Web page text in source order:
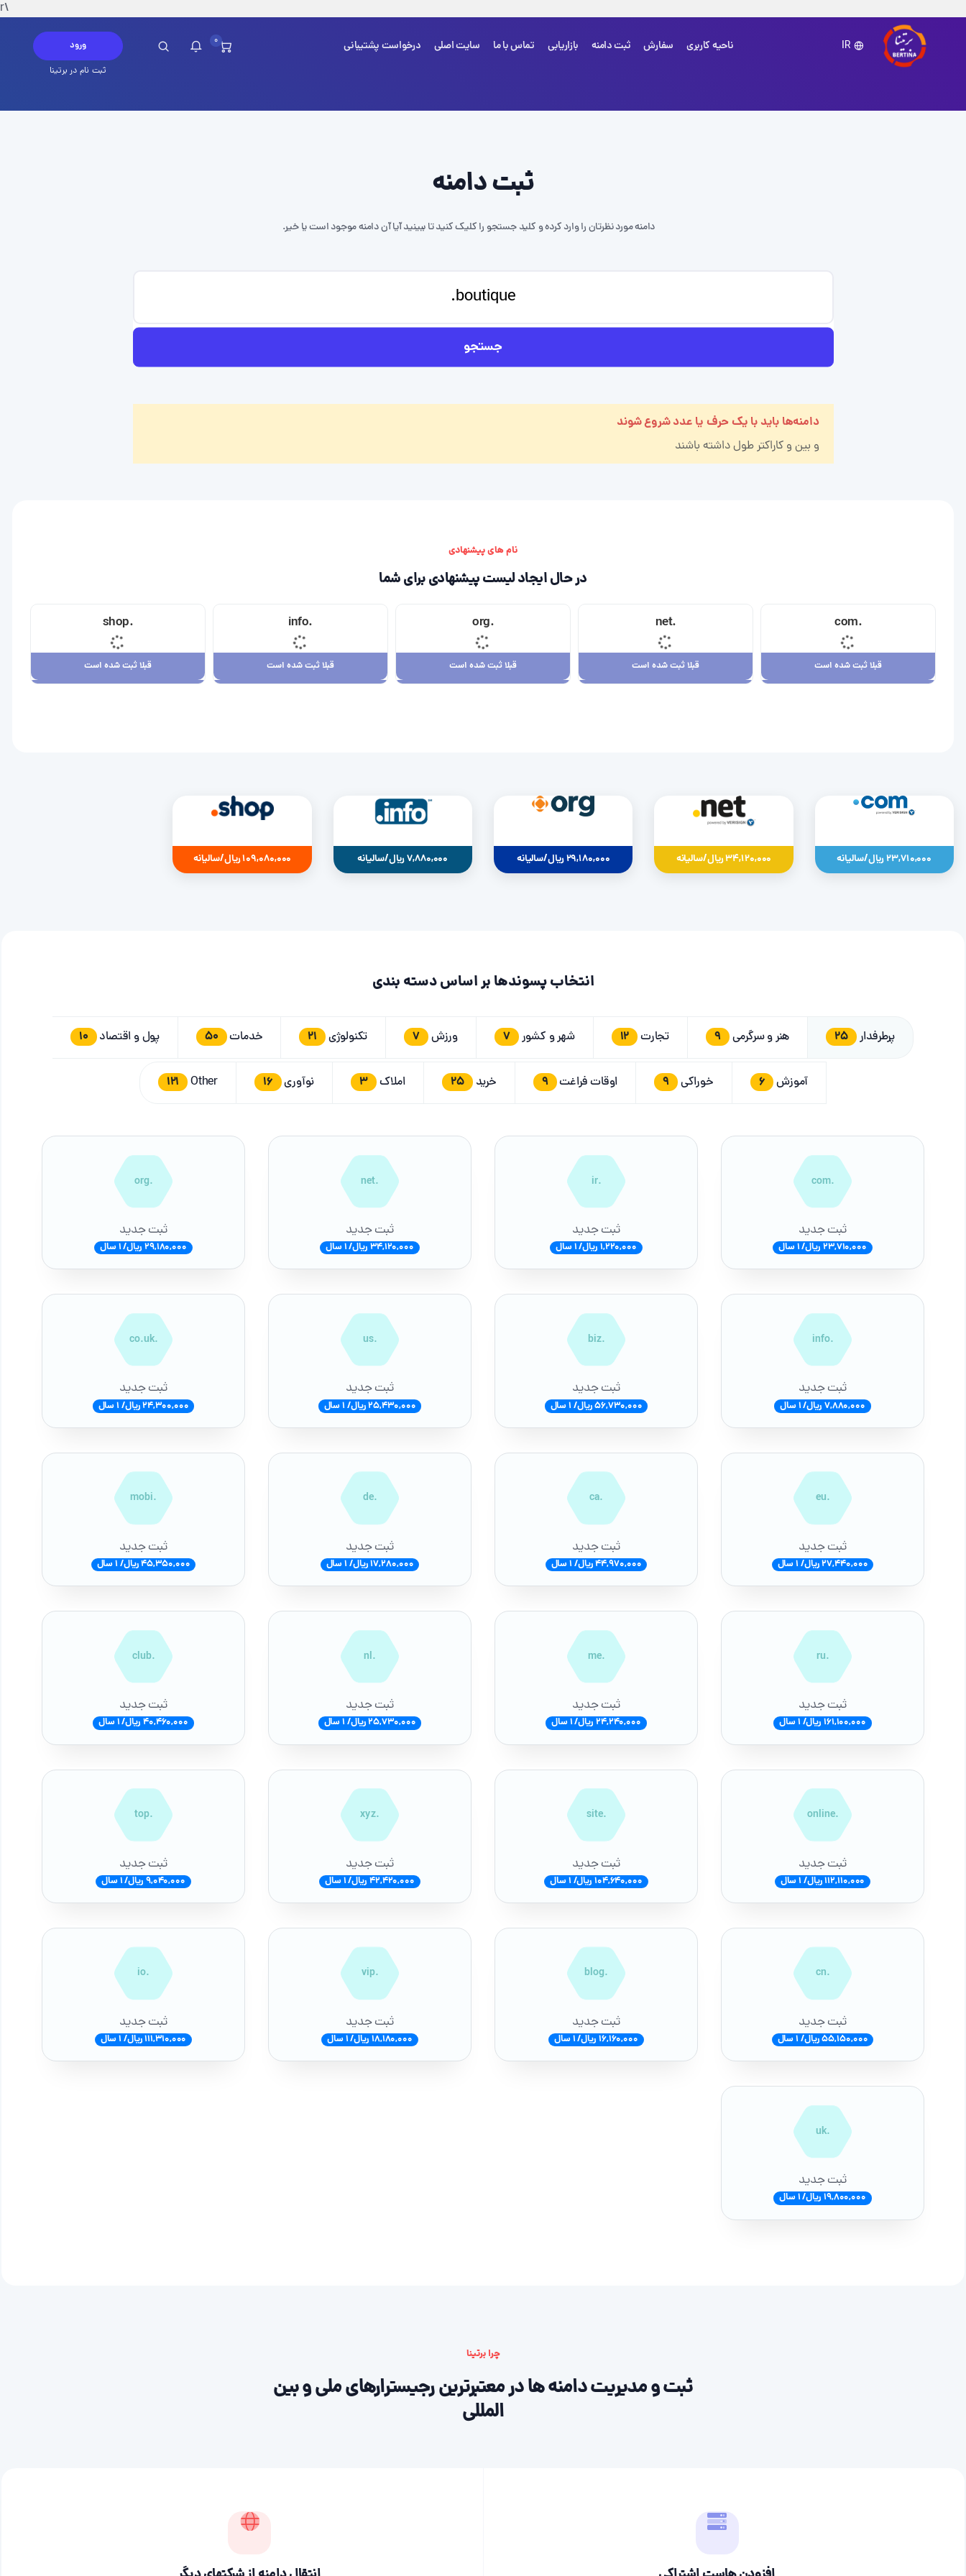
\r
IR ناحیه کاربری سفارش ثبت دامنه بازاریابی تماس با ما سایت اصلی درخواست پشتیبانی 0 ورود
ثبت نام در برتینا
ثبت دامنه
دامنه مورد نظرتان را وارد کرده و کلید جستجو را کلیک کنید تا ببینید آیا آن دامنه موجود است یا خیر.
جستجو
دامنه‌ها باید با یک حرف یا عدد شروع شوند
و بین وکاراکتر طول داشته باشند
نام های پیشنهادی
در حال ایجاد لیست پیشنهادی برای شما
.com
قبلا ثبت شده است
.net
قبلا ثبت شده است
.org
قبلا ثبت شده است
.info
قبلا ثبت شده است
.shop
قبلا ثبت شده است
23,710,000 ریال/سالیانه 34,120,000 ریال/سالیانه 29,180,000 ریال/سالیانه 7,880,000 ریال/سالیانه 109,080,000 ریال/سالیانه
انتخاب پسوندها بر اساس دسته بندی
پرطرفدار 25 هنر و سرگرمی 9 تجارت 12 شهر و کشور 7 ورزش 7 تکنولوژی 21 خدمات 50 پول و اقتصاد 10
آموزش 6 خوراکی 9 اوقات فراغت 9 خرید 25 املاک 3 نوآوری 16
Other
121
.com
ثبت جدید
23,710,000 ریال/ 1 سال
.ir
ثبت جدید
1,220,000 ریال/ 1 سال
.net
ثبت جدید
34,120,000 ریال/ 1 سال
.org
ثبت جدید
29,180,000 ریال/ 1 سال
.info
ثبت جدید
7,880,000 ریال/ 1 سال
.biz
ثبت جدید
56,730,000 ریال/ 1 سال
.us
ثبت جدید
25,430,000 ریال/ 1 سال
.co.uk
ثبت جدید
24,300,000 ریال/ 1 سال
.eu
ثبت جدید
27,440,000 ریال/ 1 سال
.ca
ثبت جدید
44,970,000 ریال/ 1 سال
.de
ثبت جدید
17,280,000 ریال/ 1 سال
.mobi
ثبت جدید
45,350,000 ریال/ 1 سال
.ru
ثبت جدید
161,100,000 ریال/ 1 سال
.me
ثبت جدید
24,240,000 ریال/ 1 سال
.nl
ثبت جدید
25,730,000 ریال/ 1 سال
.club
ثبت جدید
40,460,000 ریال/ 1 سال
.online
ثبت جدید
112,110,000 ریال/ 1 سال
.site
ثبت جدید
104,640,000 ریال/ 1 سال
.xyz
ثبت جدید
42,420,000 ریال/ 1 سال
.top
ثبت جدید
9,040,000 ریال/ 1 سال
.cn
ثبت جدید
55,150,000 ریال/ 1 سال
.blog
ثبت جدید
16,160,000 ریال/ 1 سال
.vip
ثبت جدید
18,180,000 ریال/ 1 سال
.io
ثبت جدید
111,310,000 ریال/ 1 سال
.uk
ثبت جدید
19,800,000 ریال/ 1 سال
چرا برتینا
ثبت و مدیریت دامنه ها در معتبرترین رجیسترارهای ملی و بین
المللی